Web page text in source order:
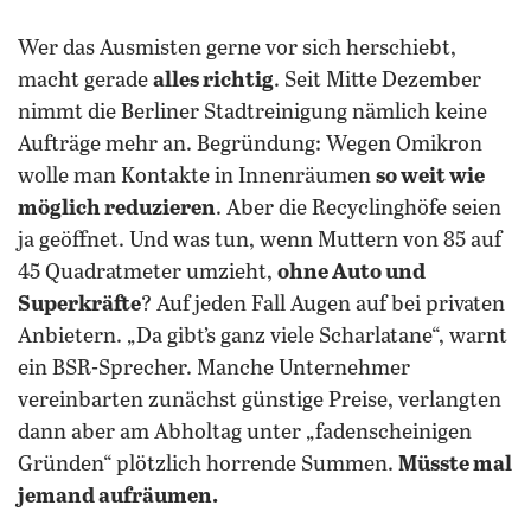
Wer das Ausmisten gerne vor sich herschiebt,
macht gerade alles richtig. Seit Mitte Dezember
nimmt die Berliner Stadtreinigung nämlich keine
Aufträge mehr an. Begründung: Wegen Omikron
wolle man Kontakte in Innenräumen so weit wie
möglich reduzieren. Aber die Recyclinghöfe seien
ja geöffnet. Und was tun, wenn Muttern von 85 auf
45 Quadratmeter umzieht, ohne Auto und
Superkräfte? Auf jeden Fall Augen auf bei privaten
Anbietern. „Da gibt’s ganz viele Scharlatane“, warnt
ein BSR-Sprecher. Manche Unternehmer
vereinbarten zunächst günstige Preise, verlangten
dann aber am Abholtag unter „fadenscheinigen
Gründen“ plötzlich horrende Summen. Müsste mal
jemand aufräumen.